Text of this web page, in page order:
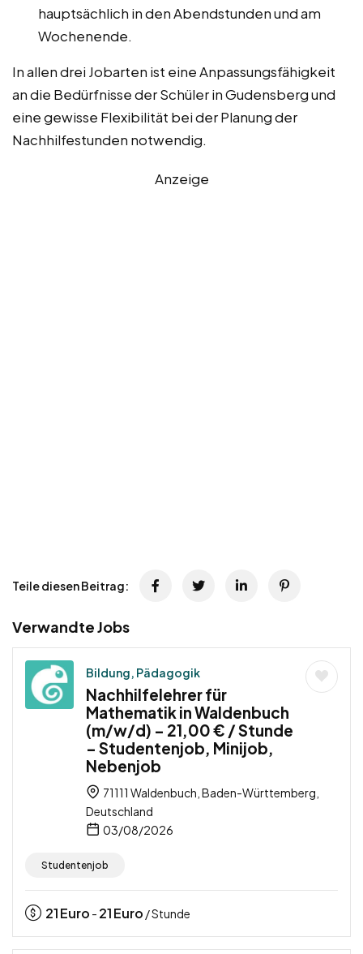
hauptsächlich in den Abendstunden und am
Wochenende.
In allen drei Jobarten ist eine Anpassungsfähigkeit
an die Bedürfnisse der Schüler in Gudensberg und
eine gewisse Flexibilität bei der Planung der
Nachhilfestunden notwendig.
Anzeige
Teile diesen Beitrag:
Verwandte Jobs
Bildung, Pädagogik
Nachhilfelehrer für
Mathematik in Waldenbuch
(m/w/d) – 21,00 € / Stunde
– Studentenjob, Minijob,
Nebenjob
71111 Waldenbuch, Baden-Württemberg,
Deutschland
03/08/2026
Studentenjob
21Euro - 21Euro / Stunde